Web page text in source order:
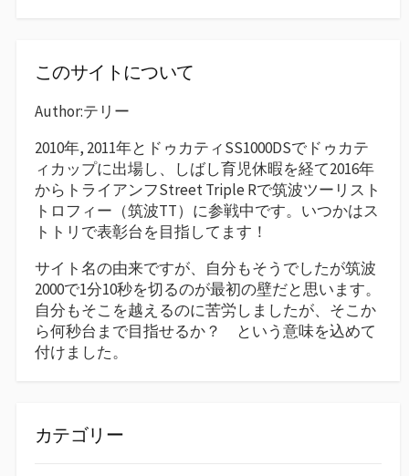
このサイトについて
Author:テリー
2010年, 2011年とドゥカティSS1000DSでドゥカテ
ィカップに出場し、しばし育児休暇を経て2016年
からトライアンフStreet Triple Rで筑波ツーリスト
トロフィー（筑波TT）に参戦中です。いつかはス
トトリで表彰台を目指してます！
サイト名の由来ですが、自分もそうでしたが筑波
2000で1分10秒を切るのが最初の壁だと思います。
自分もそこを越えるのに苦労しましたが、そこか
ら何秒台まで目指せるか？ という意味を込めて
付けました。
カテゴリー